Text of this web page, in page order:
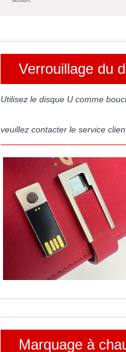
Verrouillage du
Utilisez le disque U comme
veuillez contacter le service
Marquage à